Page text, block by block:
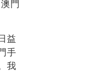
門
益
手
我